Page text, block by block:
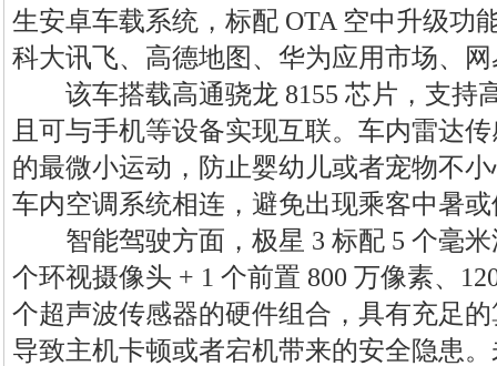
生安卓车载系统，标配 OTA 空中升级功
科大讯飞、高德地图、华为应用市场、
该车搭载高通骁龙 8155 芯片，支持
且可与手机等设备实现互联。车内雷达
的最微小运动，防止婴幼儿或者宠物不
车内空调系统相连，避免出现乘客中暑
智能驾驶方面，极星 3 标配 5 个毫米
个环视摄像头 + 1 个前置 800 万像素、
个超声波传感器的硬件组合，具有充足
导致主机卡顿或者宕机带来的安全隐患